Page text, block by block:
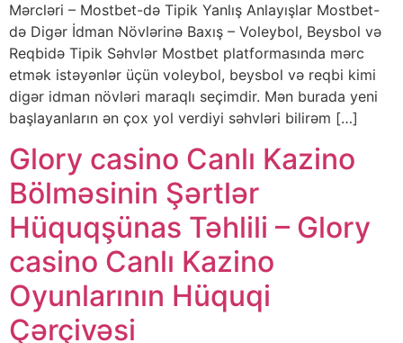
Mərcləri – Mostbet-də Tipik Yanlış Anlayışlar Mostbet-
də Digər İdman Növlərinə Baxış – Voleybol, Beysbol və
Reqbidə Tipik Səhvlər Mostbet platformasında mərc
etmək istəyənlər üçün voleybol, beysbol və reqbi kimi
digər idman növləri maraqlı seçimdir. Mən burada yeni
başlayanların ən çox yol verdiyi səhvləri bilirəm […]
Glory casino Canlı Kazino
Bölməsinin Şərtlər
Hüquqşünas Təhlili – Glory
casino Canlı Kazino
Oyunlarının Hüquqi
Çərçivəsi